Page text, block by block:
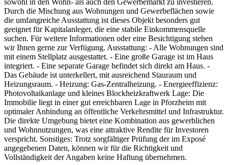
Durch die Mischung aus Wohnungen und Gewerbeflächen sowie
die umfangreiche Ausstattung ist dieses Objekt besonders gut
geeignet für Kapitalanleger, die eine stabile Einkommensquelle
suchen. Für weitere Informationen oder eine Besichtigung stehen
wir Ihnen gerne zur Verfügung. Ausstattung: - Alle Wohnungen sind
mit einem Stellplatz ausgestattet. - Eine große Garage ist im Haus
integriert. - Eine separate Garage befindet sich direkt am Haus. -
Das Gebäude ist unterkellert, mit ausreichend Stauraum und
Heizungsraum. - Heizung: Gas-Zentralheizung. - Energieeffizienz:
Photovoltaikanlage und kleines Blockheizkraftwerk Lage: Die
Immobilie liegt in einer gut erreichbaren Lage in Pforzheim mit
optimaler Anbindung an öffentliche Verkehrsmittel und Infrastruktur.
Die direkte Umgebung bietet eine Kombination aus gewerblichen
und Wohnnutzungen, was eine attraktive Rendite für Investoren
verspricht. Sonstiges: Trotz sorgfältiger Prüfung der im Exposé
angegebenen Daten, können wir für die Richtigkeit und
Vollständigkeit der Angaben keine Haftung übernehmen.